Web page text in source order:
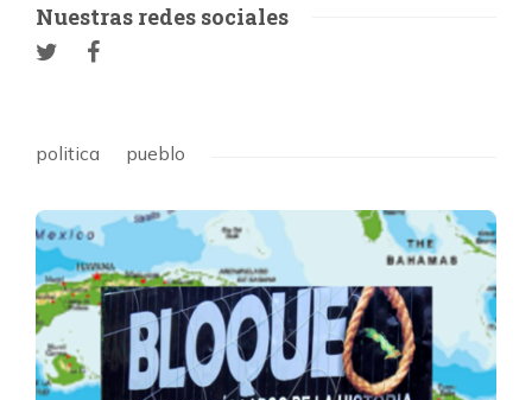
Nuestras redes sociales
politica pueblo